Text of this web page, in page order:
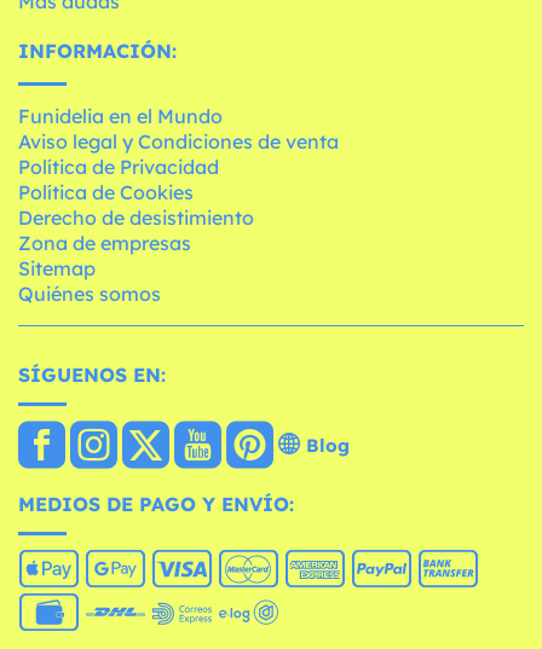
INFORMACIÓN:
Funidelia en el Mundo
Aviso legal y Condiciones de venta
Política de Privacidad
Política de Cookies
Derecho de desistimiento
Zona de empresas
Sitemap
Quiénes somos
SÍGUENOS EN:
Blog
MEDIOS DE PAGO Y ENVÍO: